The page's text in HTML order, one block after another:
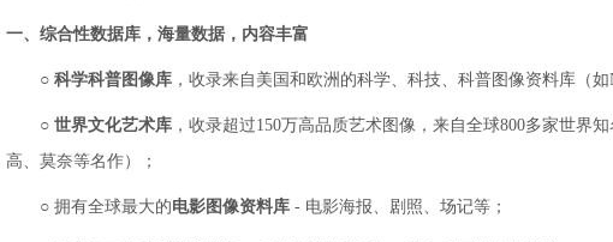
一、综合性数据库，海量数据，内容丰富
○ 科学科普图像库，收录来自美国和欧洲的科学、科技、科普图像资料库（如
○ 世界文化艺术库，收录超过150万高品质艺术图像，来自全球800多家世界
高、莫奈等名作）；
○ 拥有全球最大的电影图像资料库- 电影海报、剧照、场记等；